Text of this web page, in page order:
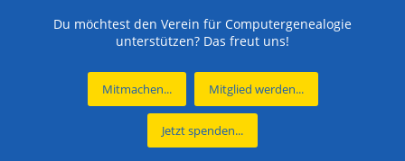
Du möchtest den Verein für Computergenealogie
unterstützen? Das freut uns!
Mitmachen... Mitglied werden...
Jetzt spenden...